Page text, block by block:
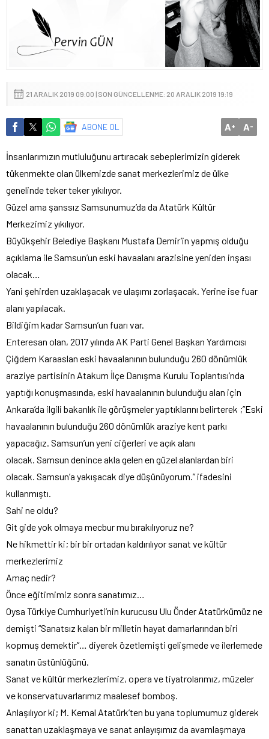
21 ARALIK 2019 09:00 | SON GÜNCELLENME: 20 ARALIK 2019 19:19
ABONE OL A+ A-
İnsanlarımızın mutluluğunu artıracak sebeplerimizin giderek
tükenmekte olan ülkemizde sanat merkezlerimiz de ülke
genelinde teker teker yıkılıyor.
Güzel ama şanssız Samsunumuz’da da Atatürk Kültür
Merkezimiz yıkılıyor.
Büyükşehir Belediye Başkanı Mustafa Demir’in yapmış olduğu
açıklama ile Samsun’un eski havaalanı arazisine yeniden inşası
olacak…
Yani şehirden uzaklaşacak ve ulaşımı zorlaşacak. Yerine ise fuar
alanı yapılacak.
Bildiğim kadar Samsun’un fuarı var.
Enteresan olan, 2017 yılında AK Parti Genel Başkan Yardımcısı
Çiğdem Karaaslan eski havaalanının bulunduğu 260 dönümlük
araziye partisinin Atakum İlçe Danışma Kurulu Toplantısı’nda
yaptığı konuşmasında, eski havaalanının bulunduğu alan için
Ankara’da ilgili bakanlık ile görüşmeler yaptıklarını belirterek ;”Eski
havaalanının bulunduğu 260 dönümlük araziye kent parkı
yapacağız. Samsun’un yeni ciğerleri ve açık alanı
olacak. Samsun denince akla gelen en güzel alanlardan biri
olacak. Samsun’a yakışacak diye düşünüyorum.” ifadesini
kullanmıştı.
Sahi ne oldu?
Git gide yok olmaya mecbur mu bırakılıyoruz ne?
Ne hikmettir ki; bir bir ortadan kaldırılıyor sanat ve kültür
merkezlerimiz
Amaç nedir?
Önce eğitimimiz sonra sanatımız…
Oysa Türkiye Cumhuriyeti’nin kurucusu Ulu Önder Atatürkümüz ne
demişti “Sanatsız kalan bir milletin hayat damarlarından biri
kopmuş demektir”… diyerek özetlemişti gelişmede ve ilerlemede
sanatın üstünlüğünü.
Sanat ve kültür merkezlerimiz, opera ve tiyatrolarımız, müzeler
ve konservatuvarlarımız maalesef bomboş.
Anlaşılıyor ki; M. Kemal Atatürk’ten bu yana toplumumuz giderek
sanattan uzaklaşmaya ve sanat anlayışımız da avamlaşmaya